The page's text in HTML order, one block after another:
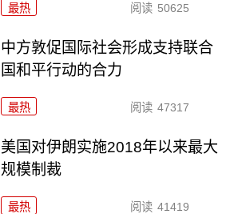
最热 阅读 50625
中方敦促国际社会形成支持联合
国和平行动的合力
最热 阅读 47317
美国对伊朗实施2018年以来最大
规模制裁
最热 阅读 41419